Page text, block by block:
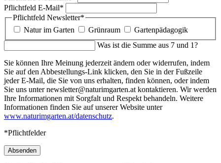
Pflichtfeld E-Mail*
Pflichtfeld Newsletter*
Natur im Garten
Grünraum
Gartenpädagogik
Was ist die Summe aus 7 und 1?
Sie können Ihre Meinung jederzeit ändern oder widerrufen, indem
Sie auf den Abbestellungs-Link klicken, den Sie in der Fußzeile
jeder E-Mail, die Sie von uns erhalten, finden können, oder indem
Sie uns unter newsletter@naturimgarten.at kontaktieren. Wir werden
Ihre Informationen mit Sorgfalt und Respekt behandeln. Weitere
Informationen finden Sie auf unserer Website unter
www.naturimgarten.at/datenschutz.
*Pflichtfelder
Absenden